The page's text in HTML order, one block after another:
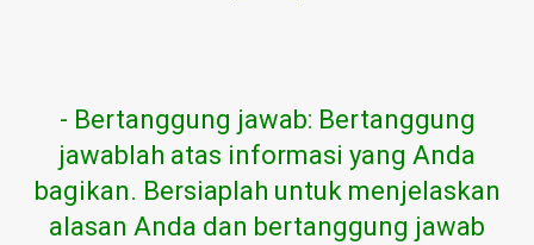
- Bertanggung jawab: Bertanggung
jawablah atas informasi yang Anda
bagikan. Bersiaplah untuk menjelaskan
alasan Anda dan bertanggung jawab